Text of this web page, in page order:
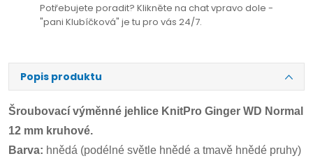
Potřebujete poradit? Klikněte na chat vpravo dole -
"pani Klubíčková" je tu pro vás 24/7.
Popis produktu
Šroubovací výměnné jehlice KnitPro Ginger WD Normal
12 mm kruhové.
Barva: hnědá (podélné světle hnědé a tmavě hnědé pruhy)